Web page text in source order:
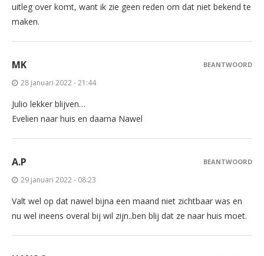
uitleg over komt, want ik zie geen reden om dat niet bekend te
maken.
MK
28 januari 2022 - 21:44
Julio lekker blijven…
Evelien naar huis en daarna Nawel
BEANTWOORD
A.P
29 januari 2022 - 08:23
Valt wel op dat nawel bijna een maand niet zichtbaar was en
nu wel ineens overal bij wil zijn..ben blij dat ze naar huis moet.
BEANTWOORD